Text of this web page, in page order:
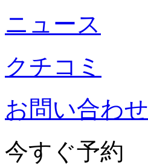
ニュース
クチコミ
お問い合わせ
今すぐ予約